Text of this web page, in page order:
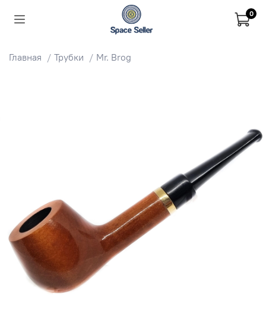
0
Главная Трубки Mr. Brog